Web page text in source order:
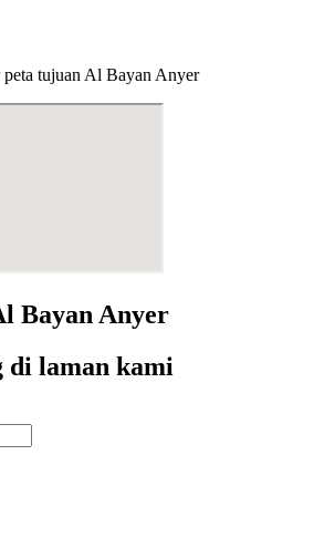
tujuan Al Bayan Anyer
Bayan Anyer
di laman kami